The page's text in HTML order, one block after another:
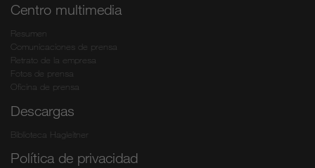
Centro multimedia
Resumen
Comunicaciones de prensa
Retrato de la empresa
Fotos de prensa
Oficina de prensa
Descargas
Biblioteca Hagleitner
Política de privacidad